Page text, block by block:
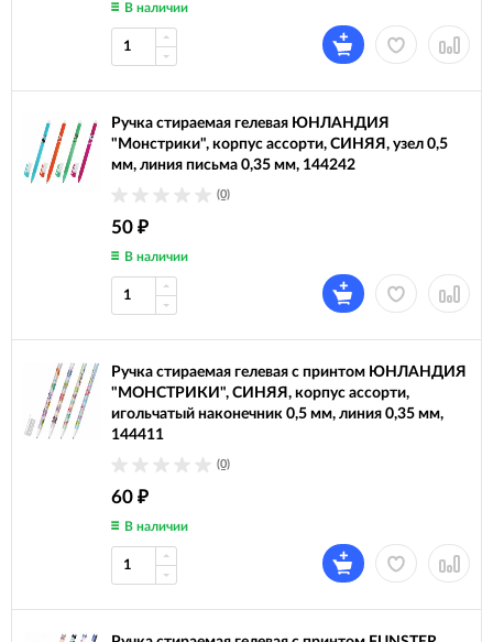
В наличии
Ручка стираемая гелевая ЮНЛАНДИЯ
"Монстрики", корпус ассорти, СИНЯЯ, узел 0,5
мм, линия письма 0,35 мм, 144242
(0)
50 ₽
В наличии
Ручка стираемая гелевая с принтом ЮНЛАНДИЯ
"МОНСТРИКИ", СИНЯЯ, корпус ассорти,
игольчатый наконечник 0,5 мм, линия 0,35 мм,
144411
(0)
60 ₽
В наличии